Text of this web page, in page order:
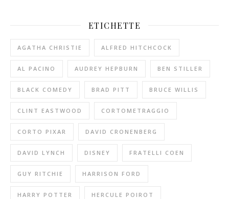
ETICHETTE
AGATHA CHRISTIE ALFRED HITCHCOCK
AL PACINO AUDREY HEPBURN BEN STILLER
BLACK COMEDY BRAD PITT BRUCE WILLIS
CLINT EASTWOOD CORTOMETRAGGIO
CORTO PIXAR DAVID CRONENBERG
DAVID LYNCH DISNEY FRATELLI COEN
GUY RITCHIE HARRISON FORD
HARRY POTTER HERCULE POIROT